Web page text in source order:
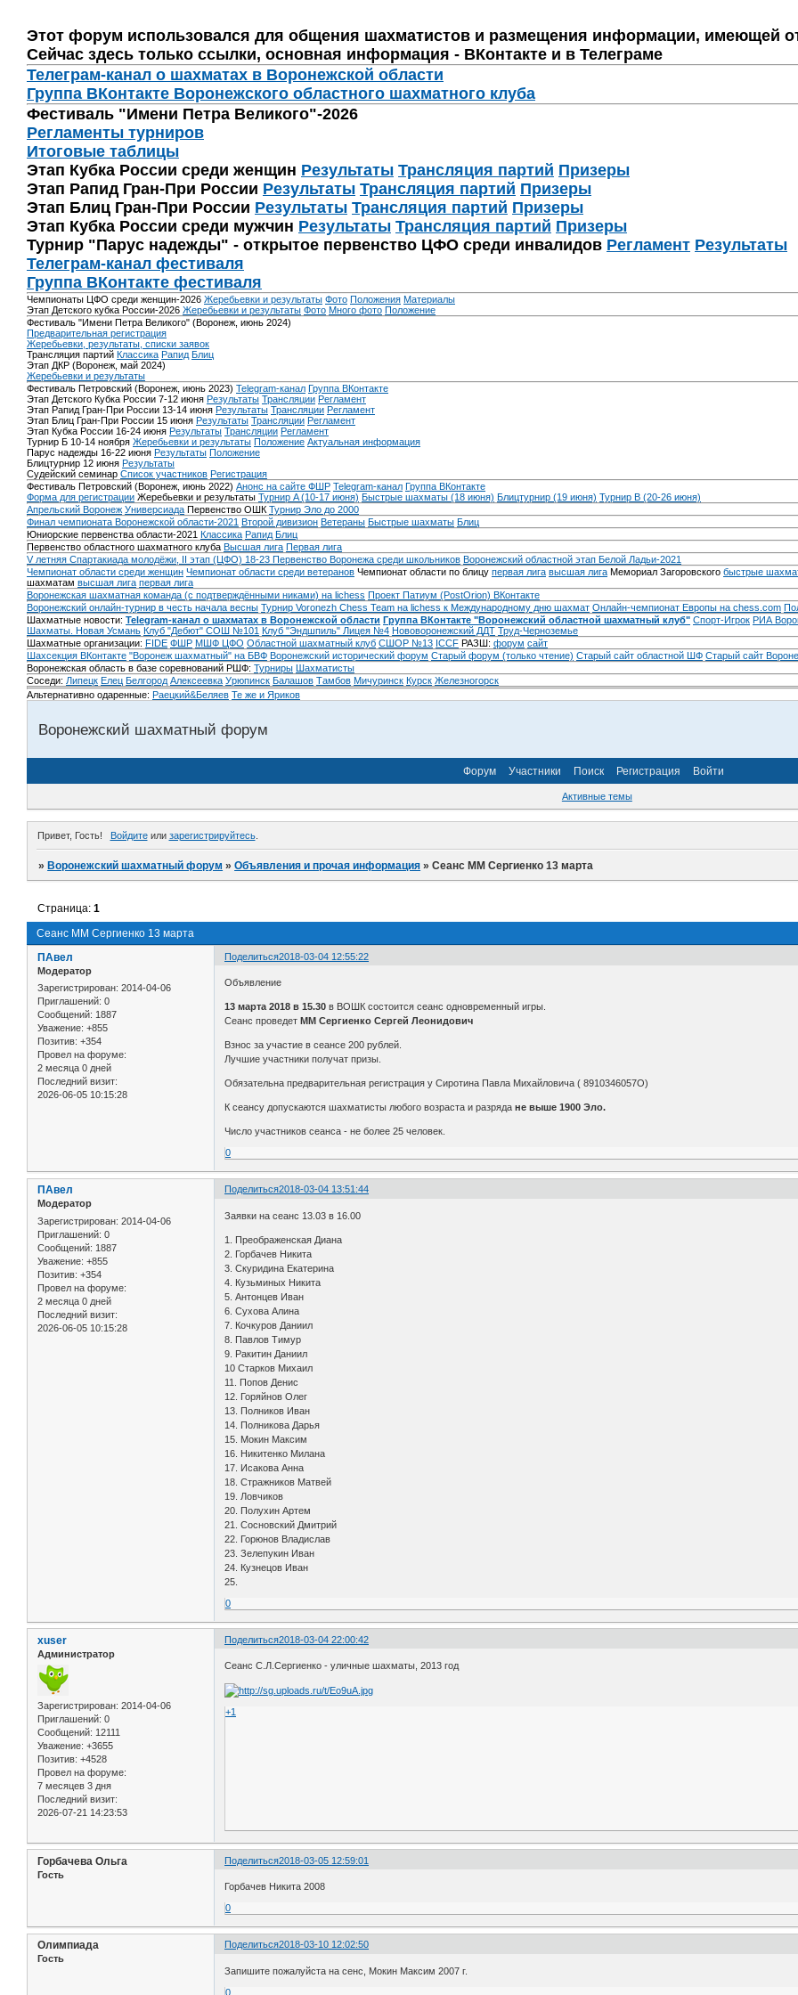
Этот форум использовался для общения шахматистов и размещения информации, имеющей
Сейчас здесь только ссылки, основная информация - ВКонтакте и в Телеграме
Телеграм-канал о шахматах в Воронежской области
Группа ВКонтакте Воронежского областного шахматного клуба
Фестиваль "Имени Петра Великого"-2026
Регламенты турниров
Итоговые таблицы
Этап Кубка России среди женщин Результаты Трансляция партий Призеры
Этап Рапид Гран-При России Результаты Трансляция партий Призеры
Этап Блиц Гран-При России Результаты Трансляция партий Призеры
Этап Кубка России среди мужчин Результаты Трансляция партий Призеры
Турнир "Парус надежды" - открытое первенство ЦФО среди инвалидов Регламент Результаты
Телеграм-канал фестиваля
Группа ВКонтакте фестиваля
Чемпионаты ЦФО среди женщин-2026 Жеребьевки и результаты Фото Положения Материалы
Этап Детского кубка России-2026 Жеребьевки и результаты Фото Много фото Положение
Фестиваль "Имени Петра Великого" (Воронеж, июнь 2024)
Предварительная регистрация
Жеребьевки, результаты, списки заявок
Трансляция партий Классика Рапид Блиц
Этап ДКР (Воронеж, май 2024)
Жеребьевки и результаты
Фестиваль Петровский (Воронеж, июнь 2023) Telegram-канал Группа ВКонтакте
Этап Детского Кубка России 7-12 июня Результаты Трансляции Регламент
Этап Рапид Гран-При России 13-14 июня Результаты Трансляции Регламент
Этап Блиц Гран-При России 15 июня Результаты Трансляции Регламент
Этап Кубка России 16-24 июня Результаты Трансляции Регламент
Турнир Б 10-14 ноября Жеребьевки и результаты Положение Актуальная информация
Парус надежды 16-22 июня Результаты Положение
Блицтурнир 12 июня Результаты
Судейский семинар Список участников Регистрация
Фестиваль Петровский (Воронеж, июнь 2022) Анонс на сайте ФШР Telegram-канал Группа ВКонтакте
Форма для регистрации Жеребьевки и результаты Турнир A (10-17 июня) Быстрые шахматы (18 июня) Блицтурнир (19 июня) Турнир B (20-26 июня)
Апрельский Воронеж Универсиада Первенство ОШК Турнир Эло до 2000
Финал чемпионата Воронежской области-2021 Второй дивизион Ветераны Быстрые шахматы Блиц
Юниорские первенства области-2021 Классика Рапид Блиц
Первенство областного шахматного клуба Высшая лига Первая лига
V летняя Спартакиада молодёжи, II этап (ЦФО) 18-23 Первенство Воронежа среди школьников Воронежский областной этап Белой Ладьи-2021
Чемпионат области среди женщин Чемпионат области среди ветеранов Чемпионат области по блицу первая лига высшая лига Мемориал Загоровского быстрые
шахматам высшая лига первая лига
Воронежская шахматная команда (с подтверждёнными никами) на lichess Проект Патиум (PostOrion) ВКонтакте
Воронежский онлайн-турнир в честь начала весны Турнир Voronezh Chess Team на lichess к Международному дню шахмат Онлайн-чемпионат Европы на chess.com
Шахматные новости: Telegram-канал о шахматах в Воронежской области Группа ВКонтакте "Воронежский областной шахматный клуб" Спорт-Игрок РИА
Шахматы. Новая Усмань Клуб "Дебют" СОШ №101 Клуб "Эндшпиль" Лицея №4 Нововоронежский ДДТ Труд-Черноземье
Шахматные организации: FIDE ФШР МШФ ЦФО Областной шахматный клуб СШОР №13 ICCF РАЗШ: форум сайт
Шахсекция ВКонтакте "Воронеж шахматный" на БВФ Воронежский исторический форум Cтарый форум (только чтение) Старый сайт областной ШФ Старый сайт
Воронежская область в базе соревнований РШФ: Турниры Шахматисты
Соседи: Липецк Елец Белгород Алексеевка Урюпинск Балашов Тамбов Мичуринск Курск Железногорск
Альтернативно одаренные: Раецкий&Беляев Те же и Яриков
Воронежский шахматный форум
Форум Участники Поиск Регистрация Войти
Активные темы
Привет, Гость! Войдитеили зарегистрируйтесь.
»Воронежский шахматный форум »Объявления и прочая информация »Сеанс ММ Сергиенко 13 марта
Сеанс ММ Сергиенко 13 марта
Страница:1
Поделиться2018-03-04 12:55:22
ПАвел
Модератор
Зарегистрирован: 2014-04-06
Приглашений: 0
Сообщений: 1887
Уважение: +855
Позитив: +354
Провел на форуме:
2 месяца 0 дней
Последний визит:
2026-06-05 10:15:28
Объявление
13 марта 2018 в 15.30 в ВОШК состоится сеанс одновременный игры.
Сеанс проведет ММ Сергиенко Сергей Леонидович
Взнос за участие в сеансе 200 рублей.
Лучшие участники получат призы.
Обязательна предварительная регистрация у Сиротина Павла Михайловича ( 8910346057O)
К сеансу допускаются шахматисты любого возраста и разрядане выше 1900 Эло.
Число участников сеанса - не более 25 человек.
0
Поделиться2018-03-04 13:51:44
ПАвел
Модератор
Зарегистрирован: 2014-04-06
Приглашений: 0
Сообщений: 1887
Уважение: +855
Позитив: +354
Провел на форуме:
2 месяца 0 дней
Последний визит:
2026-06-05 10:15:28
Заявки на сеанс 13.03 в 16.00
1. Преображенская Диана
2. Горбачев Никита
3. Скуридина Екатерина
4. Кузьминых Никита
5. Антонцев Иван
6. Сухова Алина
7. Кочкуров Даниил
8. Павлов Тимур
9. Ракитин Даниил
10 Старков Михаил
11. Попов Денис
12. Горяйнов Олег
13. Полников Иван
14. Полникова Дарья
15. Мокин Максим
16. Никитенко Милана
17. Исакова Анна
18. Стражников Матвей
19. Ловчиков
20. Полухин Артем
21. Сосновский Дмитрий
22. Горюнов Владислав
23. Зелепукин Иван
24. Кузнецов Иван
25.
0
Поделиться2018-03-04 22:00:42
xuser
Администратор
Зарегистрирован: 2014-04-06
Приглашений: 0
Сообщений: 12111
Уважение: +3655
Позитив: +4528
Провел на форуме:
7 месяцев 3 дня
Последний визит:
2026-07-21 14:23:53
Сеанс С.Л.Сергиенко - уличные шахматы, 2013 год
+1
Поделиться2018-03-05 12:59:01
Горбачева Ольга
Гость
Горбачев Никита 2008
0
Поделиться2018-03-10 12:02:50
Олимпиада
Гость
Запишите пожалуйста на сенс, Мокин Максим 2007 г.
0